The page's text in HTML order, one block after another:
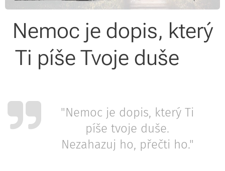
Nemoc je dopis, který
Ti píše Tvoje duše ✍️
"Nemoc je dopis, který Ti
píše tvoje duše.
Nezahazuj ho, přečti ho."